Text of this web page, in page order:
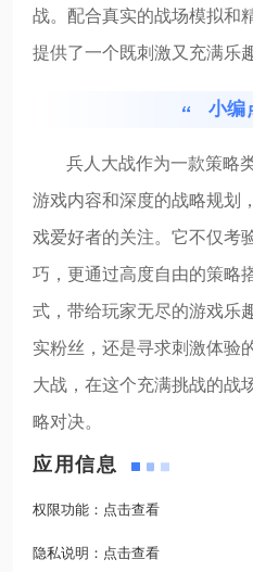
战。配合真实的战场模拟和
提供了一个既刺激又充满乐
小编
兵人大战作为一款策略
游戏内容和深度的战略规划
戏爱好者的关注。它不仅考
巧，更通过高度自由的策略
式，带给玩家无尽的游戏乐
实粉丝，还是寻求刺激体验
大战，在这个充满挑战的战
略对决。
应用信息
权限功能： 点击查看
隐私说明： 点击查看